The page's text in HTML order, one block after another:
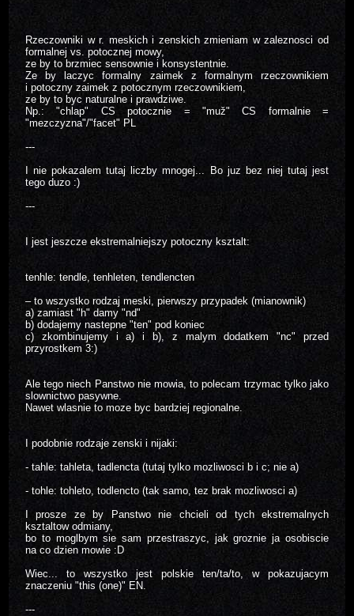
Rzeczowniki w r. meskich i zenskich zmieniam w zaleznosci od
formalnej vs. potocznej mowy,
ze by to brzmiec sensownie i konsystentnie.
Ze by laczyc formalny zaimek z formalnym rzeczownikiem
i potoczny zaimek z potocznym rzeczownikiem,
ze by to byc naturalne i prawdziwe.
Np.: "chlap" CS potocznie = "muž" CS formalnie =
"mezczyzna"/"facet" PL
---
I nie pokazalem tutaj liczby mnogej... Bo juz bez niej tutaj jest
tego duzo :)
---
I jest jeszcze ekstremalniejszy potoczny ksztalt:
tenhle: tendle, tenhleten, tendlencten
– to wszystko rodzaj meski, pierwszy przypadek (mianownik)
a) zamiast "h" damy "nd"
b) dodajemy nastepne "ten" pod koniec
c) zkombinujemy i a) i b), z malym dodatkem "nc" przed
przyrostkem 3:)
Ale tego niech Panstwo nie mowia, to polecam trzymac tylko jako
slownictwo pasywne.
Nawet wlasnie to moze byc bardziej regionalne.
I podobnie rodzaje zenski i nijaki:
- tahle: tahleta, tadlencta (tutaj tylko mozliwosci b i c; nie a)
- tohle: tohleto, todlencto (tak samo, tez brak mozliwosci a)
I prosze ze by Panstwo nie chcieli od tych ekstremalnych
ksztaltow odmiany,
bo to moglbym sie sam przestraszyc, jak groznie ja osobiscie
na co dzien mowie :D
Wiec... to wszystko jest polskie ten/ta/to, w pokazujacym
znaczeniu "this (one)" EN.
---